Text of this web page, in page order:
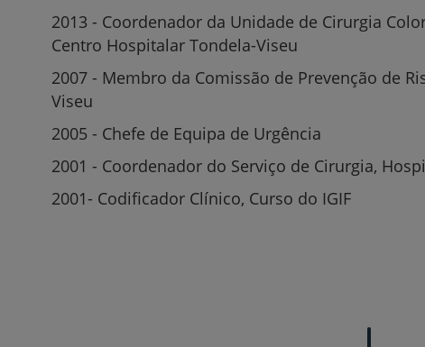
Prevenção e
2013 - Coordenador da Unidade de Cirurgia
Centro Hospitalar Tondela-Viseu
2007 - Membro da Comissão de Prevenção de
Viseu
2005 - Chefe de Equipa de Urgência
2001 - Coordenador do Serviço de Cirurgia,
2001- Codificador Clínico, Curso do IGIF